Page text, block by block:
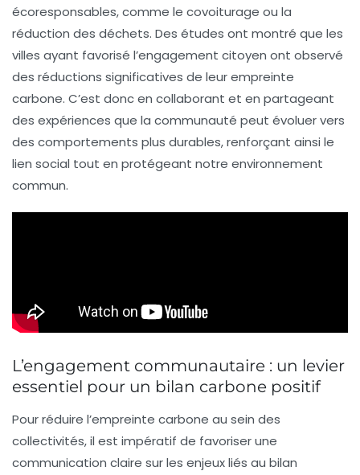
écoresponsables, comme le covoiturage ou la
réduction des déchets. Des études ont montré que les
villes ayant favorisé l’engagement citoyen ont observé
des réductions significatives de leur empreinte
carbone. C’est donc en collaborant et en partageant
des expériences que la communauté peut évoluer vers
des comportements plus durables, renforçant ainsi le
lien social tout en protégeant notre environnement
commun.
L’engagement communautaire : un levier
essentiel pour un bilan carbone positif
Pourréduire l’empreinte carbone au sein des
collectivités, il est impératif de favoriser une
communication claire sur les enjeux liés au bilan